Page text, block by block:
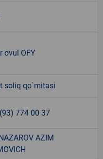
ovul OFY
soliq qo`mitasi
774 00 37
AZIM